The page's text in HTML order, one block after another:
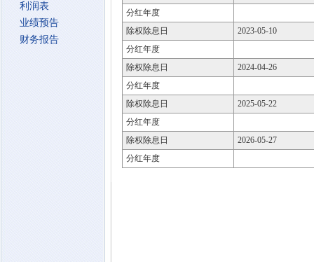
利润表
业绩预告
财务报告
分红年度
除权除息日
2023-05-10
分红年度
除权除息日
2024-04-26
分红年度
除权除息日
2025-05-22
分红年度
除权除息日
2026-05-27
分红年度